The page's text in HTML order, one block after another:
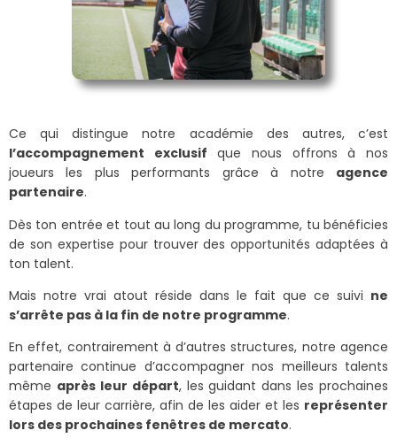
Ce qui distingue notre académie des autres, c’est
l’accompagnement exclusif que nous offrons à nos
joueurs les plus performants grâce à notre agence
partenaire.
Dès ton entrée et tout au long du programme, tu bénéficies
de son expertise pour trouver des opportunités adaptées à
ton talent.
Mais notre vrai atout réside dans le fait que ce suivi ne
s’arrête pas à la fin de notre programme.
En effet, contrairement à d’autres structures, notre agence
partenaire continue d’accompagner nos meilleurs talents
même après leur départ, les guidant dans les prochaines
étapes de leur carrière, afin de les aider et les représenter
lors des prochaines fenêtres de mercato.